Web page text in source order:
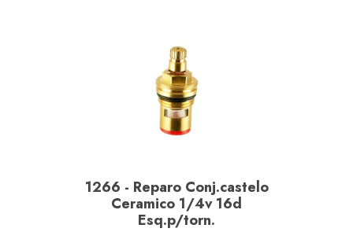
Ver detalhe
1266 - Reparo Conj.castelo
Ceramico 1/4v 16d
Esq.p/torn.